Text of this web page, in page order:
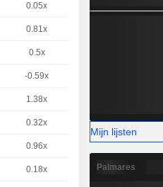
0.05x
0.81x
0.5x
-0.59x
1.38x
0.32x
0.96x
0.18x
Mijn lijsten
Palmares